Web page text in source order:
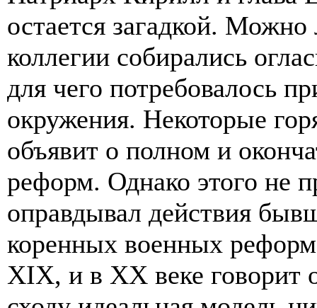
остается загадкой.
коллегии собирались
для чего потребовалось
окружения. Некоторые
объявит о полном и
реформ. Однако этого не
оправдывал действия
коренных военных
XIX, и в XX веке говорит